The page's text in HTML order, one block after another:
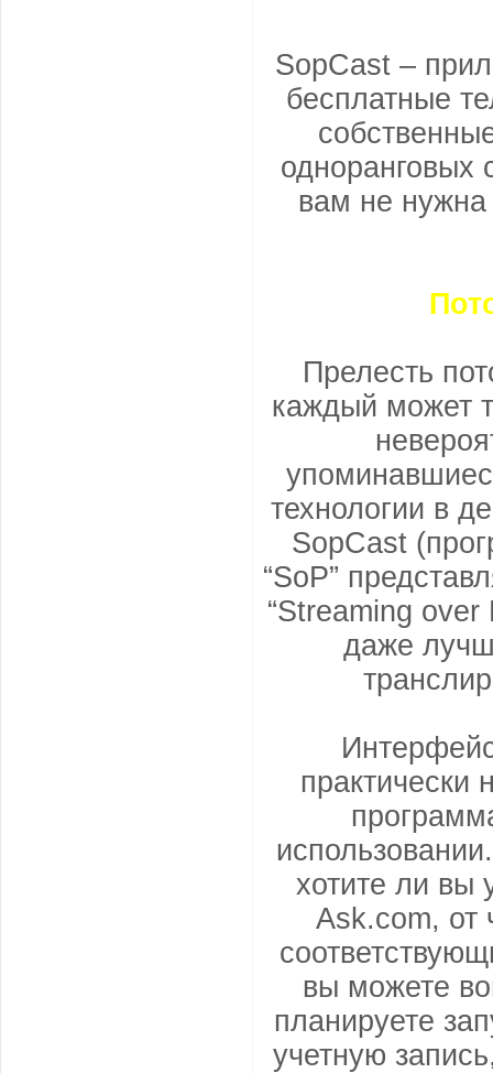
SopCast –
бесплатные
одноранговых
вам не нужна
Прелесть
каждый может
технологии в
SopCast
“SoP”
“Streaming over
даже
практически
хотите ли вы
Ask.com, от
вы можете
планируете
учетную